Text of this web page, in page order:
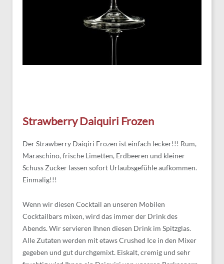
Strawberry Daiquiri Frozen
Der Strawberry Daiqiri Frozen ist einfach lecker!!! Rum,
Maraschino, frische Limetten, Erdbeeren und kleiner
Schuss Zucker lassen sofort Urlaubsgefühle aufkommen.
Einmalig!!!
Wenn wir diesen Cocktail an unseren Mobilen
Cocktailbars mixen, wird das immer der Drink des
Abends. Wir servieren Ihnen diesen Drink im Spitzglas.
Alle Zutaten werden mit etaws Crushed Ice in den Mixer
gegeben und gut durchgemixt. Eiskalt, cremig und sehr